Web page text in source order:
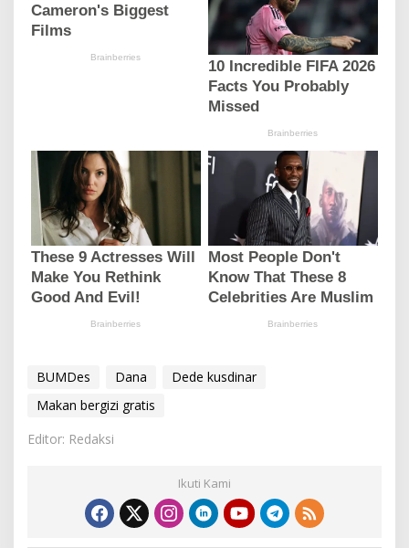
BUMDes Dana
Dede kusdinar
Makan bergizi gratis
Editor: Redaksi
Ikuti Kami